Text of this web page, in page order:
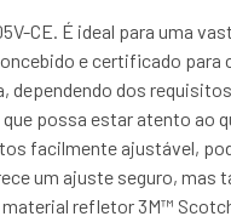
CE. É ideal para uma
e certificado para
dos
possa estar atento ao
facilmente ajustável,
um ajuste seguro,
refletor 3M™